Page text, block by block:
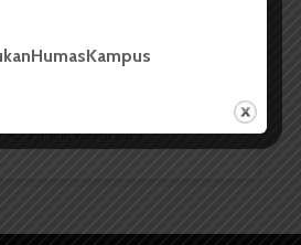
Kognitif:
3 menit waktu baca